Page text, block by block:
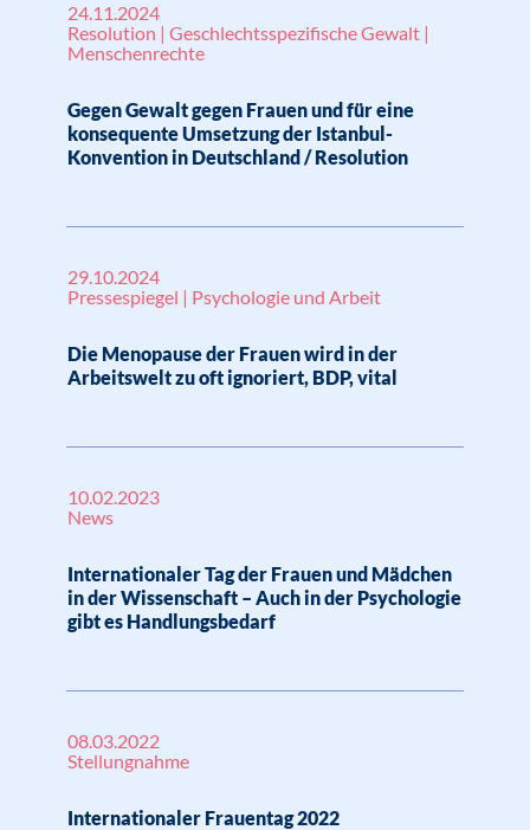
24.11.2024
Resolution | Geschlechtsspezifische Gewalt |
Menschenrechte
Gegen Gewalt gegen Frauen und für eine
konsequente Umsetzung der Istanbul-
Konvention in Deutschland / Resolution
29.10.2024
Pressespiegel | Psychologie und Arbeit
Die Menopause der Frauen wird in der
Arbeitswelt zu oft ignoriert, BDP, vital
10.02.2023
News
Internationaler Tag der Frauen und Mädchen
in der Wissenschaft – Auch in der Psychologie
gibt es Handlungsbedarf
08.03.2022
Stellungnahme
Internationaler Frauentag 2022